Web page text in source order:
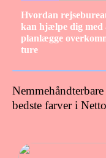
Hvordan
kan hjælpe dig med
planlægge
ture
bedste farver i